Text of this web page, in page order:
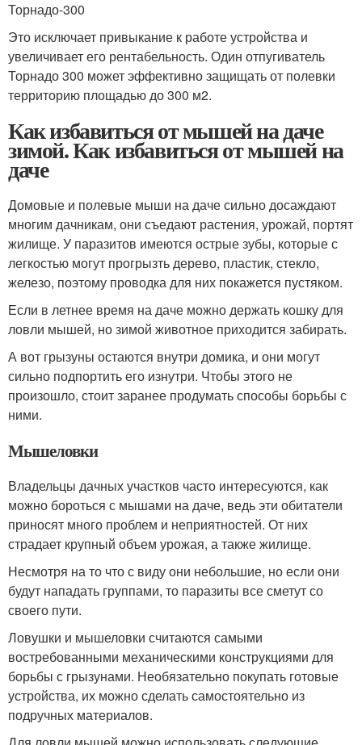
Торнадо-300
Это исключает привыкание к работе устройства и
увеличивает его рентабельность. Один отпугиватель
Торнадо 300 может эффективно защищать от полевки
территорию площадью до 300 м2.
Как избавиться от мышей на даче
зимой. Как избавиться от мышей на
даче
Домовые и полевые мыши на даче сильно досаждают
многим дачникам, они съедают растения, урожай, портят
жилище. У паразитов имеются острые зубы, которые с
легкостью могут прогрызть дерево, пластик, стекло,
железо, поэтому проводка для них покажется пустяком.
Если в летнее время на даче можно держать кошку для
ловли мышей, но зимой животное приходится забирать.
А вот грызуны остаются внутри домика, и они могут
сильно подпортить его изнутри. Чтобы этого не
произошло, стоит заранее продумать способы борьбы с
ними.
Мышеловки
Владельцы дачных участков часто интересуются, как
можно бороться с мышами на даче, ведь эти обитатели
приносят много проблем и неприятностей. От них
страдает крупный объем урожая, а также жилище.
Несмотря на то что с виду они небольшие, но если они
будут нападать группами, то паразиты все сметут со
своего пути.
Ловушки и мышеловки считаются самыми
востребованными механическими конструкциями для
борьбы с грызунами. Необязательно покупать готовые
устройства, их можно сделать самостоятельно из
подручных материалов.